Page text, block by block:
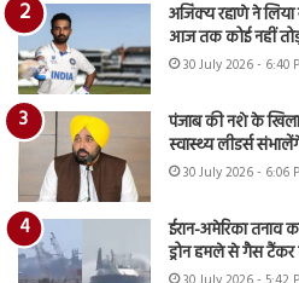
अजिंक्य रहाणे ने लिया
आज तक कोई नहीं
30 July 2026 - 6:40
पंजाब की नशे के
स्वास्थ्य लीडर्स संभालेंगे
30 July 2026 - 6:06
ईरान-अमेरिका तनाव
ड्रोन हमले से गैस